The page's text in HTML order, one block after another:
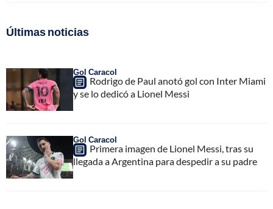
Últimas noticias
Gol Caracol
Rodrigo de Paul anotó gol con Inter Miami
y se lo dedicó a Lionel Messi
Gol Caracol
Primera imagen de Lionel Messi, tras su
llegada a Argentina para despedir a su padre